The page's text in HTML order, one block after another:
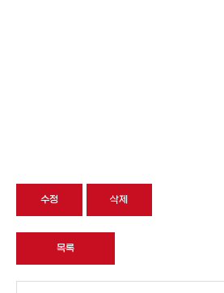
수정 삭제
목록